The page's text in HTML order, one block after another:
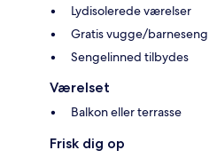
Lydisolerede værelser
Gratis vugge/barneseng
Sengelinned tilbydes
Værelset
Balkon eller terrasse
Frisk dig op